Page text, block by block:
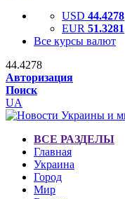
USD 44.4278
EUR 51.3281
Все курсы валют
44.4278
Авторизация
Поиск
UA
ВСЕ РАЗДЕЛЫ
Главная
Украина
Город
Мир